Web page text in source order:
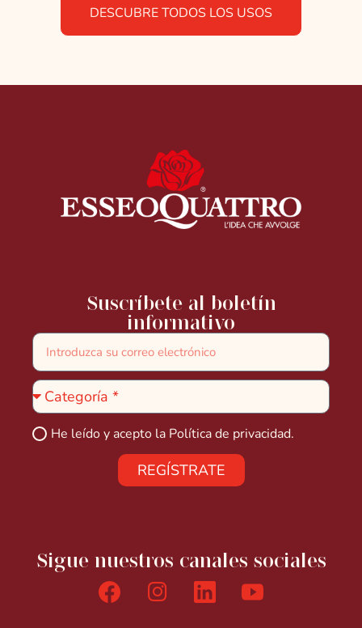
DESCUBRE TODOS LOS USOS
Suscríbete al boletín
informativo
He leído y acepto la Política de privacidad.
REGÍSTRATE
Sigue nuestros canales sociales